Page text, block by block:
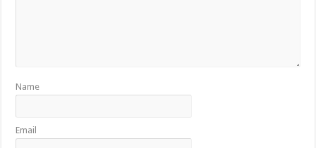
Name
Email